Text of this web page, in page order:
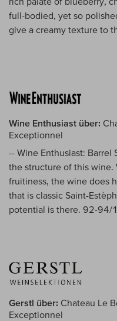
full-bodied, yet so
give a creamy texture to
Wine Enthusiast über:
Exceptionnel
-- Wine Enthusiast: Barrel
the structure of this
fruitiness, the wine does
that is classic Saint-
potential is there. 92-94/
Gerstl über: Chateau Le
Exceptionnel